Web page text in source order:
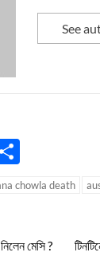
See
chowla death
মেসি ?